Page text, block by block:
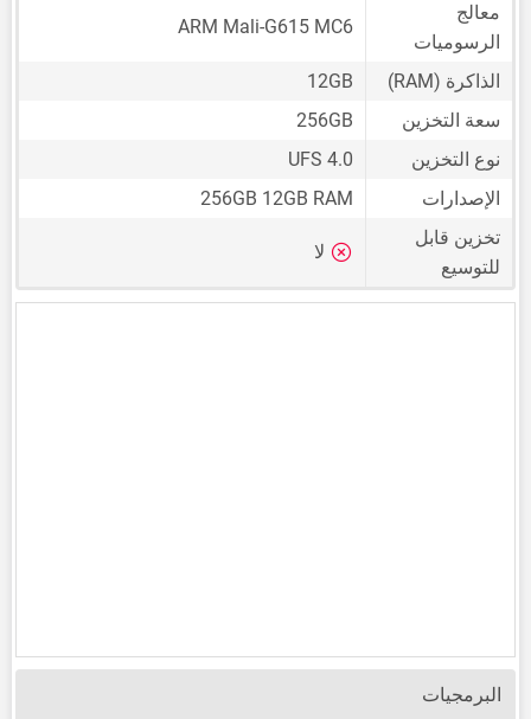
معالج
الرسوميات
ARM Mali-G615 MC6
الذاكرة (RAM)
12GB
سعة التخزين
256GB
نوع التخزين
UFS 4.0
الإصدارات
256GB 12GB RAM
تخزين قابل
للتوسيع
لا
البرمجيات